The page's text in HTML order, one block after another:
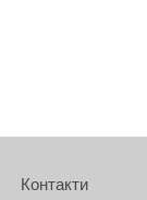
Контакти